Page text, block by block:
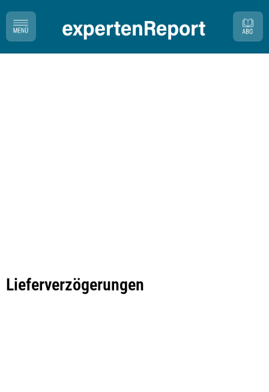
Lieferverzögerungen